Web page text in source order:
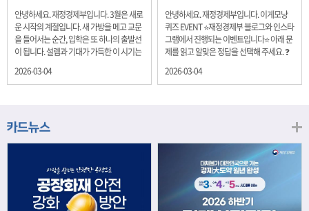
전달드립니다.
다.
안녕하세요. 재정경제부입니다. 3월은 새로
운 시작의 계절입니다. 새 가방을 메고 교문
을 들어서는 순간, 입학은 또 하나의 출발선
이 됩니다. 설렘과 기대가 가득한 이 시기는
래를 준비하는 첫 걸음이기도 합니다. 입학
니다. 배움이 쌓이는 시간, 인적자본 학교에
지식, 친구들과의 협업, 다양한 활동 속에서
얻는 문제 해결 경험은 모두 개인의 역량으
로 축적됩니다. 경제학에서는 이.......
2026-03-04
안녕하세요. 재정경제부입니다. 이게모냥
퀴즈 EVENT ⭐재정경제부 블로그와 인스타
그램에서 진행되는 이벤트입니다⭐ 아래 문
제를 읽고 알맞은 정답을 선택해 주세요. ❓
을 보이고 있는 개인투자용 국채를 3월에는
20년물 300억원입니다. 그렇다면 3월 개인
까요?? 보기 ① 1,600억원 ② 1,700억원 ③
1,800억원 ④ 2,000억원 이벤트 안내 응모
기간: 2026년 3월 4일(수) ~ 3월 9일(월) 경
품: 커피쿠폰 (60명) 참여.......
2026-03-04